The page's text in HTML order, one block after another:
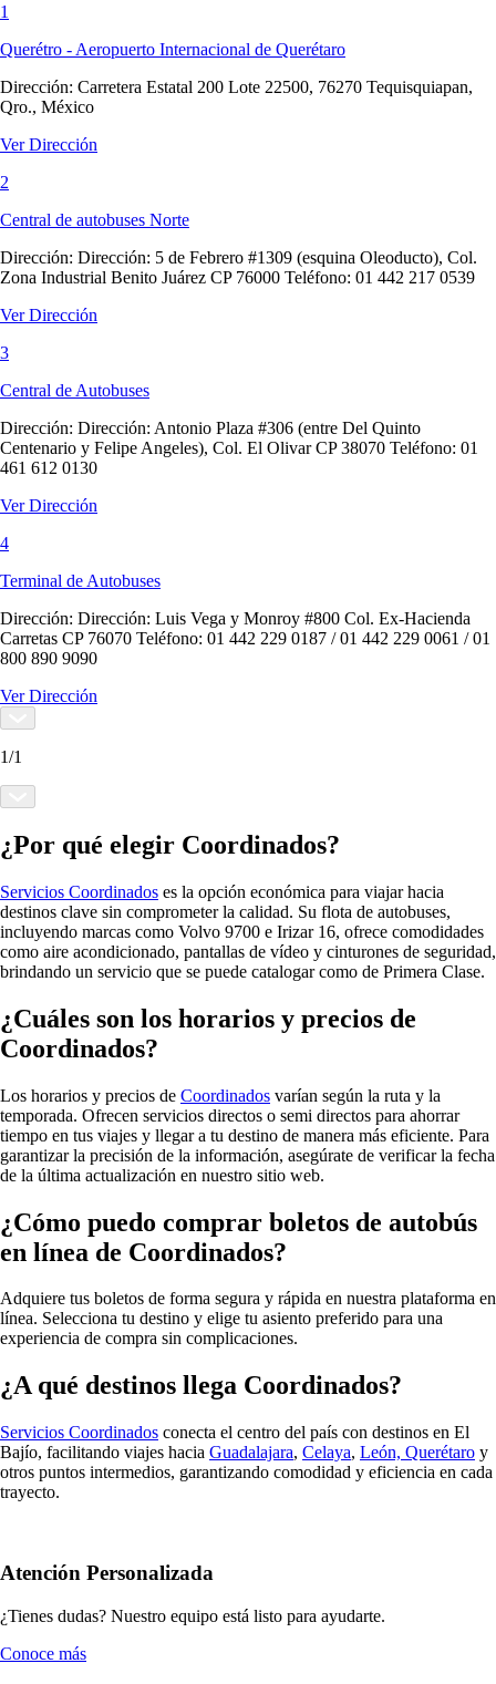
1
Querétro - Aeropuerto Internacional de Querétaro
Dirección: Carretera Estatal 200 Lote 22500, 76270 Tequisquiapan,
Qro., México
Ver Dirección
2
Central de autobuses Norte
Dirección: Dirección: 5 de Febrero #1309 (esquina Oleoducto), Col.
Zona Industrial Benito Juárez CP 76000 Teléfono: 01 442 217 0539
Ver Dirección
3
Central de Autobuses
Dirección: Dirección: Antonio Plaza #306 (entre Del Quinto
Centenario y Felipe Angeles), Col. El Olivar CP 38070 Teléfono: 01
461 612 0130
Ver Dirección
4
Terminal de Autobuses
Dirección: Dirección: Luis Vega y Monroy #800 Col. Ex-Hacienda
Carretas CP 76070 Teléfono: 01 442 229 0187 / 01 442 229 0061 / 01
800 890 9090
Ver Dirección
1/1
¿Por qué elegir Coordinados?
Servicios Coordinados es la opción económica para viajar hacia
destinos clave sin comprometer la calidad. Su flota de autobuses,
incluyendo marcas como Volvo 9700 e Irizar 16, ofrece comodidades
como aire acondicionado, pantallas de vídeo y cinturones de seguridad,
brindando un servicio que se puede catalogar como de Primera Clase.
¿Cuáles son los horarios y precios de
Coordinados?
Los horarios y precios de Coordinados varían según la ruta y la
temporada. Ofrecen servicios directos o semi directos para ahorrar
tiempo en tus viajes y llegar a tu destino de manera más eficiente. Para
garantizar la precisión de la información, asegúrate de verificar la fecha
de la última actualización en nuestro sitio web.
¿Cómo puedo comprar boletos de autobús
en línea de Coordinados?
Adquiere tus boletos de forma segura y rápida en nuestra plataforma en
línea. Selecciona tu destino y elige tu asiento preferido para una
experiencia de compra sin complicaciones.
¿A qué destinos llega Coordinados?
Servicios Coordinados conecta el centro del país con destinos en El
Bajío, facilitando viajes hacia Guadalajara, Celaya, León, Querétaro y
otros puntos intermedios, garantizando comodidad y eficiencia en cada
trayecto.
Atención Personalizada
¿Tienes dudas? Nuestro equipo está listo para ayudarte.
Conoce más